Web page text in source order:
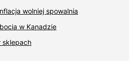
wolniej spowalnia
w Kanadzie
sklepach